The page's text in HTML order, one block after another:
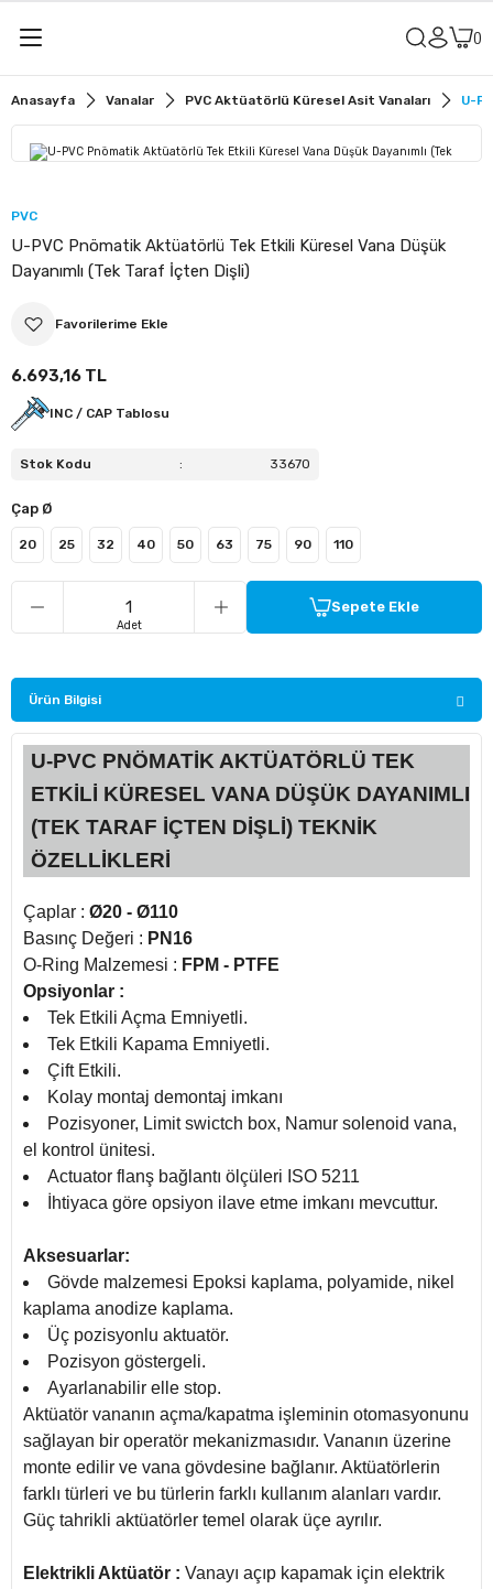
Vanaları
Vanaları
Vanaları
Su Vanaları
Küresel Asit Vanaları
Kelebek Asit Vanaları
Anasayfa Vanalar PVC Aktüatörlü Küresel Asit Vanaları U-
PVC
U-PVC Pnömatik Aktüatörlü Tek Etkili Küresel Vana Düşük
Dayanımlı (Tek Taraf İçten Dişli)
6.693,16 TL
INC / CAP Tablosu
Stok Kodu : 33670
Çap Ø
20 25 32 40 50 63 75 90 110
Adet
Sepete Ekle
Ürün Bilgisi
U-PVC PNÖMATİK AKTÜATÖRLÜ TEK
ETKİLİ KÜRESEL VANA DÜŞÜK DAYANIMLI
(TEK TARAF İÇTEN DİŞLİ) TEKNİK
ÖZELLİKLERİ
Çaplar : Ø20 - Ø110
Basınç Değeri : PN16
O-Ring Malzemesi : FPM - PTFE
Opsiyonlar :
Tek Etkili Açma Emniyetli.
Tek Etkili Kapama Emniyetli.
Çift Etkili.
Kolay montaj demontaj imkanı
Pozisyoner, Limit swictch box, Namur solenoid vana,
el kontrol ünitesi.
Actuator flanş bağlantı ölçüleri ISO 5211
İhtiyaca göre opsiyon ilave etme imkanı mevcuttur.
Aksesuarlar:
Gövde malzemesi Epoksi kaplama, polyamide, nikel
kaplama anodize kaplama.
Üç pozisyonlu aktuatör.
Pozisyon göstergeli.
Ayarlanabilir elle stop.
Aktüatör vananın açma/kapatma işleminin otomasyonunu
sağlayan bir operatör mekanizmasıdır. Vananın üzerine
monte edilir ve vana gövdesine bağlanır. Aktüatörlerin
farklı türleri ve bu türlerin farklı kullanım alanları vardır.
Güç tahrikli aktüatörler temel olarak üçe ayrılır.
Elektrikli Aktüatör : Vanayı açıp kapamak için elektrik